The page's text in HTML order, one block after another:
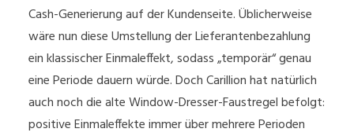
Cash-Generierung auf der Kundenseite. Üblicherweise
wäre nun diese Umstellung der Lieferantenbezahlung
ein klassischer Einmaleffekt, sodass „temporär“ genau
eine Periode dauern würde. Doch Carillion hat natürlich
auch noch die alte Window-Dresser-Faustregel befolgt:
positive Einmaleffekte immer über mehrere Perioden